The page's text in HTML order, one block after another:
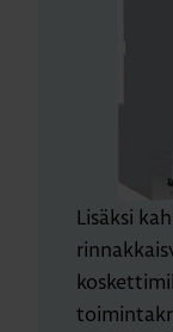
Lisäksi